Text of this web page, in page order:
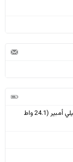
غير قابلة للازاله li-po 3260 ميلي أمبير (24.1 واط